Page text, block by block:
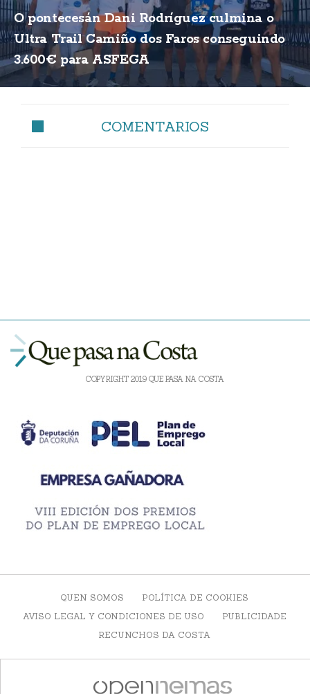
O pontecesán Dani Rodríguez culmina o
Ultra Trail Camiño dos Faros conseguindo
3.600€ para ASFEGA
COMENTARIOS
COPYRIGHT 2019 QUE PASA NA COSTA
QUEN SOMOS
POLÍTICA DE COOKIES
AVISO LEGAL Y CONDICIONES DE USO
PUBLICIDADE
RECUNCHOS DA COSTA